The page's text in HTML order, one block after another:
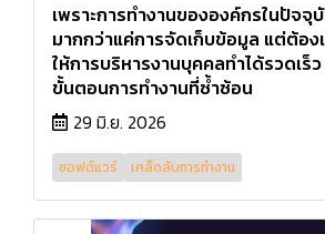
เพราะการทำงานขององค์กรในปัจจุ
มากกว่าแค่การจัดเก็บข้อมูล แต่ต้อง
ให้การบริหารงานบุคคลทำได้รวดเร็
ขั้นตอนการทำงานที่ซ้ำซ้อน
29 มิ.ย. 2026
ซอฟต์แวร์ เคล็ดลับการทำงาน